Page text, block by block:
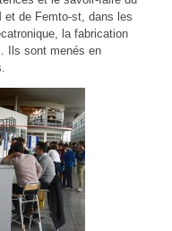
et de Femto-st, dans les
la fabrication
Ils sont menés en